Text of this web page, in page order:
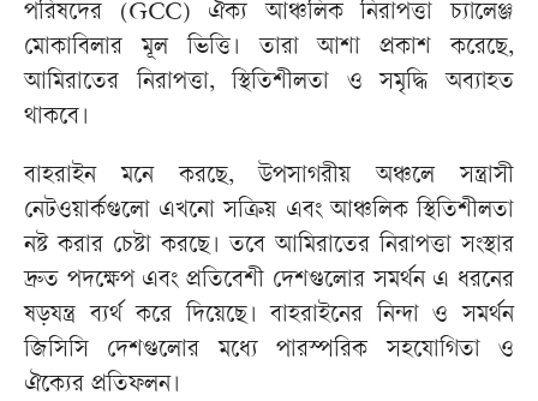
পরিষদের (GCC) ঐক্য আঞ্চলিক নিরাপত্তা চ্যালেঞ্জ
মোকাবিলার মূল ভিত্তি। তারা আশা প্রকাশ করেছে,
আমিরাতের নিরাপত্তা, স্থিতিশীলতা ও সমৃদ্ধি অব্যাহত
থাকবে।
বাহরাইন মনে করছে, উপসাগরীয় অঞ্চলে সন্ত্রাসী
নেটওয়ার্কগুলো এখনো সক্রিয় এবং আঞ্চলিক স্থিতিশীলতা
নষ্ট করার চেষ্টা করছে। তবে আমিরাতের নিরাপত্তা সংস্থার
দ্রুত পদক্ষেপ এবং প্রতিবেশী দেশগুলোর সমর্থন এ ধরনের
ষড়যন্ত্র ব্যর্থ করে দিয়েছে। বাহরাইনের নিন্দা ও সমর্থন
জিসিসি দেশগুলোর মধ্যে পারস্পরিক সহযোগিতা ও
ঐক্যের প্রতিফলন।